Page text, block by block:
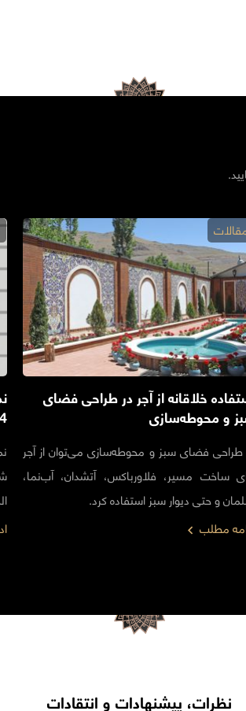
خلاقانه از آجر در طراحی فضای
و محوطه‌سازی
طراحی فضای سبز و محوطه‌سازی می‌توان از آجر
ساخت مسیر، فلاورباکس، آتشدان، آب‌نما،
و حتی دیوار سبز استفاده کرد.
مطلب
نظرات، پیشنهادات و انتقادات